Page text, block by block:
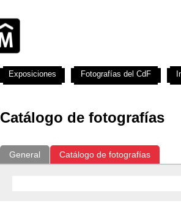
Catálogo de fotografías
General Catálogo de fotografías
Exposiciones Fotografías del CdF